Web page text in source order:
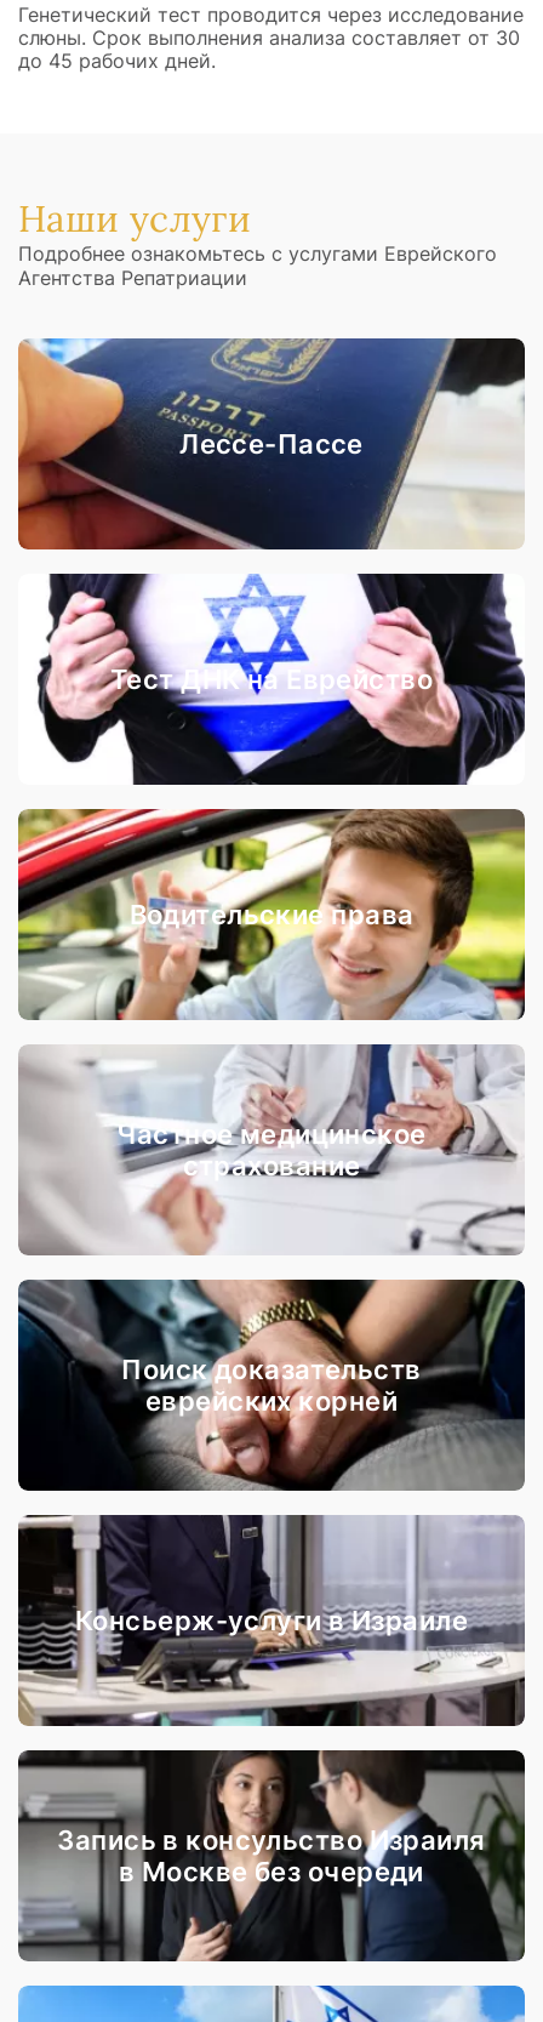
Генетический тест проводится через исследование
слюны. Срок выполнения анализа составляет от 30
до 45 рабочих дней.
Наши услуги
Подробнее ознакомьтесь с услугами Еврейского
Агентства Репатриации
Лессе-Пассе
Тест ДНК на Еврейство
Водительские права
Частное медицинское
страхование
Поиск доказательств
еврейских корней
Консьерж-услуги в Израиле
Запись в консульство Израиля
в Москве без очереди